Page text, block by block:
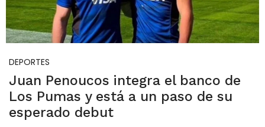
DEPORTES
Juan Penoucos integra el banco de
Los Pumas y está a un paso de su
esperado debut